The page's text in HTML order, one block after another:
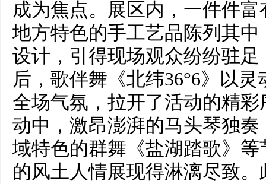
成为焦点。展区内，一件件
地方特色的手工艺品陈列其
设计，引得现场观众纷纷驻
后，歌伴舞《北纬36°6》以
全场气氛，拉开了活动的精
动中，激昂澎湃的马头琴独
域特色的群舞《盐湖踏歌》
的风土人情展现得淋漓尽致